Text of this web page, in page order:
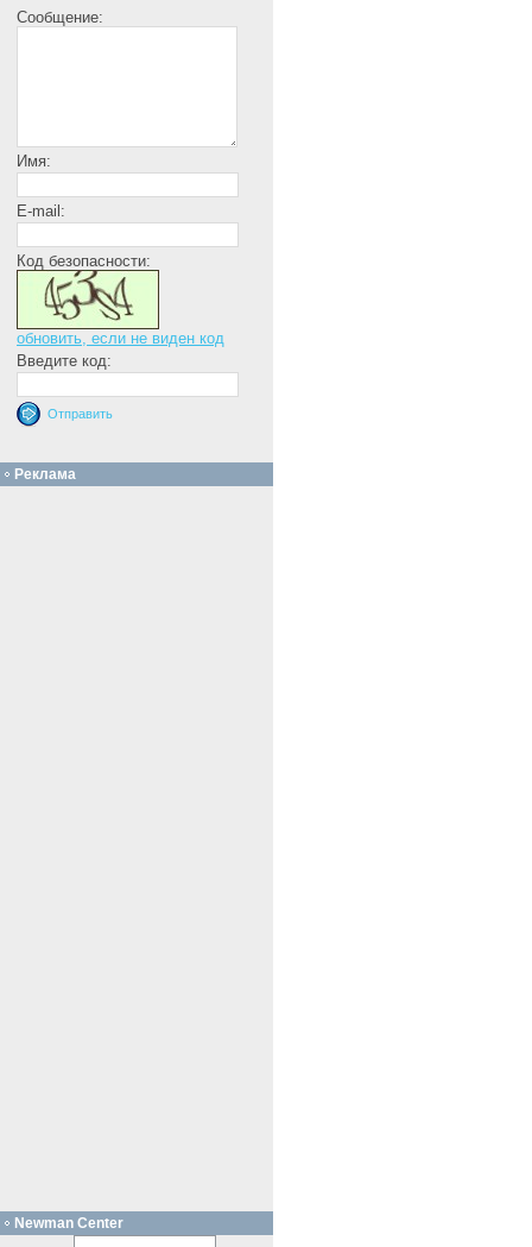
Сообщение:
Имя:
E-mail:
Код безопасности:
обновить, если не виден код
Введите код:
Реклама
Newman Center